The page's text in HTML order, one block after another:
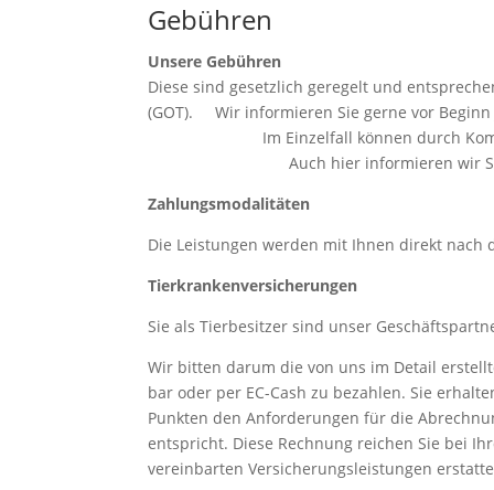
Gebühren
Unsere Gebühren
Diese sind gesetzlich geregelt und
(GOT). Wir informieren Sie gerne vor
Im Einzelfall können durch
Auch hier informieren wir Sie nach
Zahlungsmodalitäten
Die Leistungen werden mit Ihnen direkt nach
Tierkrankenversicherungen
Sie als Tierbesitzer sind unser
Wir bitten darum die von uns im Detail
bar oder per EC-Cash zu bezahlen. Sie
Punkten den Anforderungen für die
entspricht. Diese Rechnung reichen Sie bei
vereinbarten Versicherungsleistungen